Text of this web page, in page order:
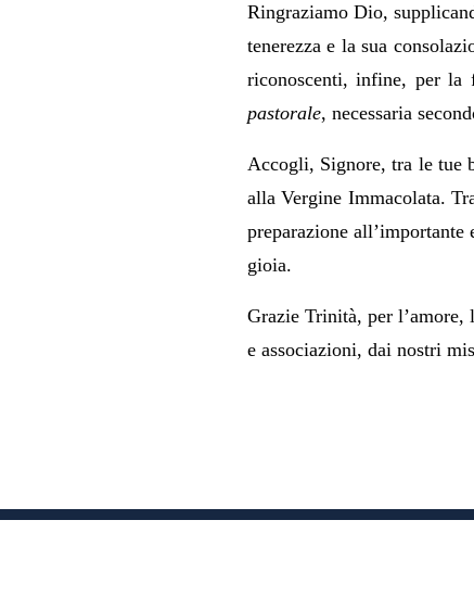
Ringraziamo Dio,
tenerezza e la sua
riconoscenti, infine, per la
pastorale, necessaria
Accogli, Signore, tra le tue
alla Vergine Immacolata.
preparazione
gioia.
Grazie Trinità, per
e associazioni, dai nostri